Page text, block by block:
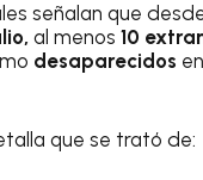
señalan que
al menos10
desaparecidos en
que se trató de: